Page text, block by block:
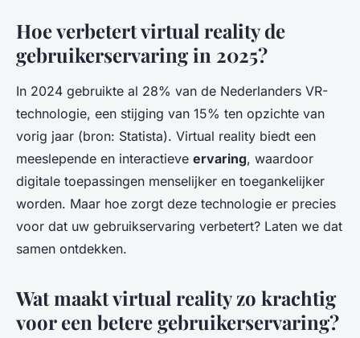
Hoe verbetert virtual reality de
gebruikerservaring in 2025?
In 2024 gebruikte al 28% van de Nederlanders VR-
technologie, een stijging van 15% ten opzichte van
vorig jaar (bron: Statista). Virtual reality biedt een
meeslepende en interactieve ervaring, waardoor
digitale toepassingen menselijker en toegankelijker
worden. Maar hoe zorgt deze technologie er precies
voor dat uw gebruikservaring verbetert? Laten we dat
samen ontdekken.
Wat maakt virtual reality zo krachtig
voor een betere gebruikerservaring?